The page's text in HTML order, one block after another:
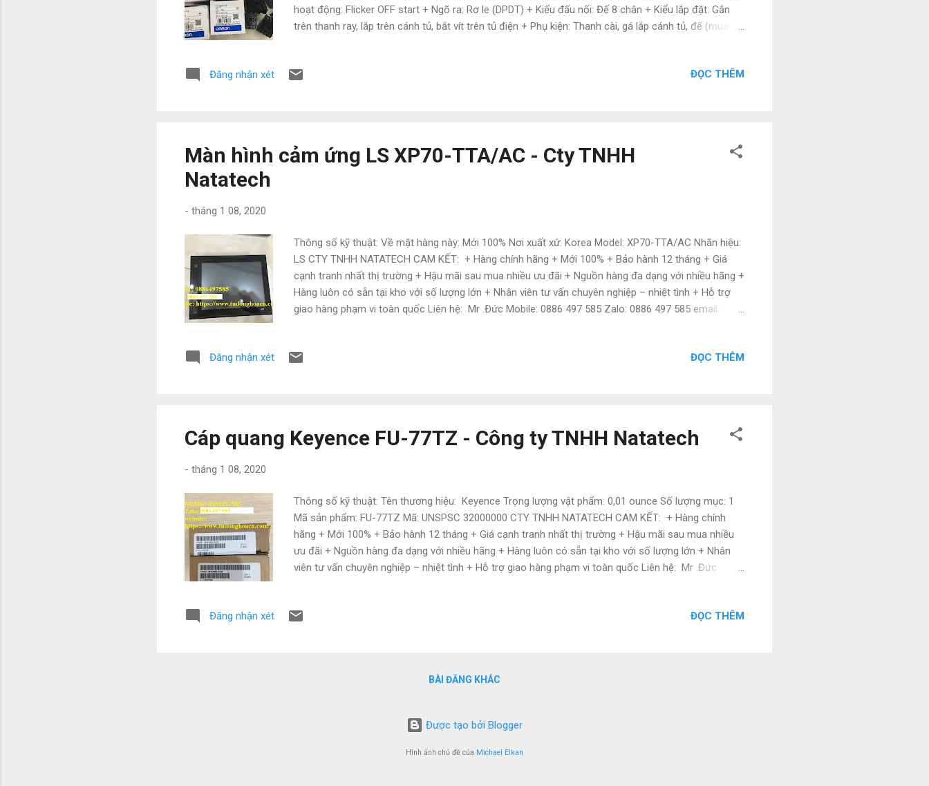
hoạt động: Flicker OFF start + Ngõ ra: Rơ le (DPDT) + Kiểu đấu nối: Đế 8 chân + Kiểu lắp đặt: Gắn
trên thanh ray, lắp trên cánh tủ, bắt vít trên tủ điện + Phụ kiện: Thanh cài, gá lắp cánh tủ, đế (mua
hãng + Mới 100% + Bảo hành 12 tháng + Giá cạnh tranh nhất thị trường + Hậu mãi sau mua nhiều
Đăng nhận xét ĐỌC THÊM
Màn hình cảm ứng LS XP70-TTA/AC - Cty TNHH
Natatech
- tháng 1 08, 2020
Thông số kỹ thuật: Về mặt hàng này: Mới 100% Nơi xuất xứ: Korea Model: XP70-TTA/AC Nhãn hiệu:
LS CTY TNHH NATATECH CAM KẾT: + Hàng chính hãng + Mới 100% + Bảo hành 12 tháng + Giá
cạnh tranh nhất thị trường + Hậu mãi sau mua nhiều ưu đãi + Nguồn hàng đa dạng với nhiều hãng +
Hàng luôn có sẵn tại kho với số lượng lớn + Nhân viên tư vấn chuyên nghiệp – nhiệt tình + Hỗ trợ
giao hàng phạm vi toàn quốc Liên hệ: Mr .Đức Mobile: 0886 497 585 Zalo: 0886 497 585 email :
Đăng nhận xét ĐỌC THÊM
Cáp quang Keyence FU-77TZ - Công ty TNHH Natatech
- tháng 1 08, 2020
Thông số kỹ thuật: Tên thương hiệu: Keyence Trọng lượng vật phẩm: 0,01 ounce Số lượng mục: 1
Mã sản phẩm: FU-77TZ Mã: UNSPSC 32000000 CTY TNHH NATATECH CAM KẾT: + Hàng chính
hãng + Mới 100% + Bảo hành 12 tháng + Giá cạnh tranh nhất thị trường + Hậu mãi sau mua nhiều
ưu đãi + Nguồn hàng đa dạng với nhiều hãng + Hàng luôn có sẵn tại kho với số lượng lớn + Nhân
viên tư vấn chuyên nghiệp – nhiệt tình + Hỗ trợ giao hàng phạm vi toàn quốc Liên hệ: Mr .Đức
Đăng nhận xét
ĐỌC THÊM
BÀI ĐĂNG KHÁC
Được tạo bởi Blogger
Hình ảnh chủ đề của Michael Elkan